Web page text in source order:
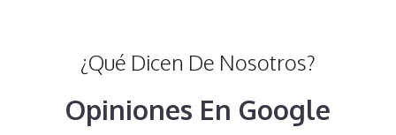
¿Qué Dicen De Nosotros?
Opiniones En Google